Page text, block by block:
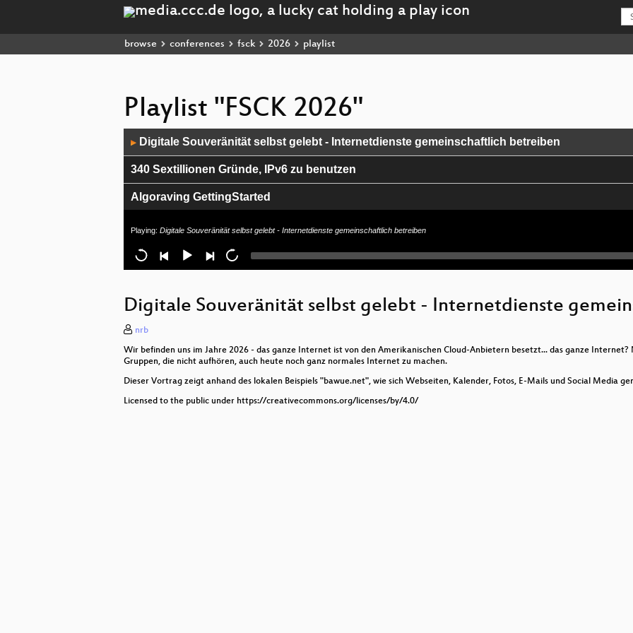
browse conferences fsck 2026 playlist
Playlist "FSCK 2026"
Player
▶ Digitale Souveränität selbst gelebt - Internetdienste gemeinschaftlich betreiben
340 Sextillionen Gründe, IPv6 zu benutzen
Algoraving GettingStarted
MakeBackups - ein Backupprojekt für alle, die mal Backups einrichten sollten...
Playing: Digitale Souveränität selbst gelebt - Internetdienste gemeinschaftlich betreiben
Digitale Souveränität selbst gelebt - Internetdienste
nrb
Wir befinden uns im Jahre 2026 - das ganze Internet ist von den Amerikanischen Cloud-Anbietern besetzt... das ganze
Gruppen, die nicht aufhören, auch heute noch ganz normales Internet zu machen.
Dieser Vortrag zeigt anhand des lokalen Beispiels "bawue.net", wie sich Webseiten, Kalender, Fotos, E-Mails und Social Media
Licensed to the public under https://creativecommons.org/licenses/by/4.0/